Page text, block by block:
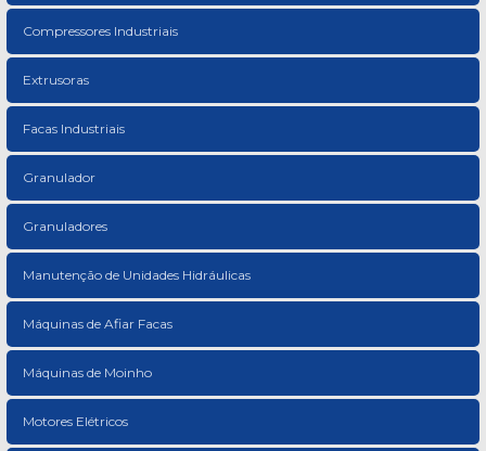
Compressores Industriais
Extrusoras
Facas Industriais
Granulador
Granuladores
Manutenção de Unidades Hidráulicas
Máquinas de Afiar Facas
Máquinas de Moinho
Motores Elétricos